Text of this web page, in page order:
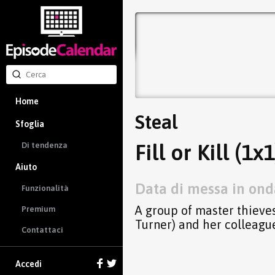
Home
Sfoglia
Di tendenza
Aiuto
Funzionalità
Premium
Contattaci
Accedi
Steal
Fill or Kill
Data di messa in
A group of master
Turner) and her